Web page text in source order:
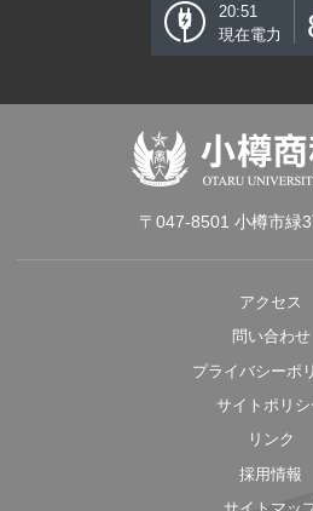
20:51
現在電力
〒047-8501 小樽市緑
アクセス
問い合わせ
プライバシーポ
サイトポリシ
リンク
採用情報